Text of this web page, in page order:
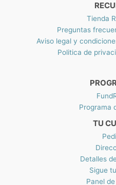
Tienda
Preguntas
Aviso legal y
Politica de
Programa
TU
Detalles
Sigue
Panel